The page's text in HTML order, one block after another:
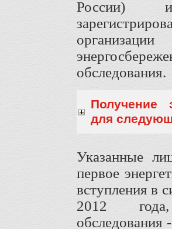
России) и
обследования.
Получение
для
Указанные
первое
вступления в
2012 года,
обследования